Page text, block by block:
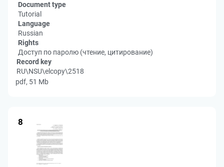
Document type
Tutorial
Language
Russian
Rights
Доступ по паролю (чтение, цитирование)
Record key
RU\NSU\elcopy\2518
pdf, 51 Mb
8